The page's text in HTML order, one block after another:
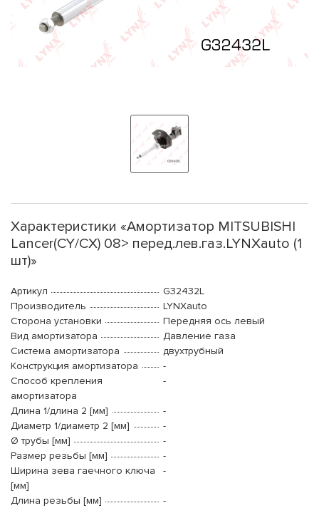
Характеристики «Амортизатор MITSUBISHI
Lancer(CY/CX) 08> перед.лев.газ.LYNXauto (1
шт)»
Артикул
G32432L
Производитель
LYNXauto
Сторона установки
Передняя ось левый
Вид амортизатора
Давление газа
Система амортизатора
двухтрубный
Конструкция амортизатора
-
Способ крепления
амортизатора
-
Длина 1/длина 2 [мм]
-
Диаметр 1/диаметр 2 [мм]
-
Ø трубы [мм]
-
Размер резьбы [мм]
-
Ширина зева гаечного ключа
[мм]
-
Длина резьбы [мм]
-